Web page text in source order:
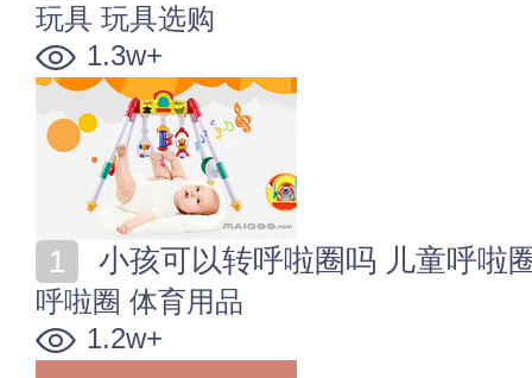
玩具 玩具选购
1.3w+
小孩可以转呼啦圈吗 儿童呼啦
呼啦圈 体育用品
1.2w+